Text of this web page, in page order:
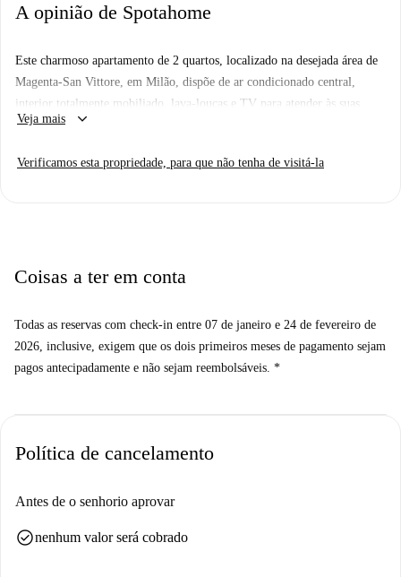
A opinião de Spotahome
Este charmoso apartamento de 2 quartos, localizado na desejada área de
Magenta-San Vittore, em Milão, dispõe de ar condicionado central,
interior totalmente mobiliado, lava-louças e TV para atender às suas
necessidades. O aluguel inclui eletricidade (com limite de consumo),
inspecionado pela Spotahome, garantindo uma experiência de aluguel
Isole Borromee e Torre Branca são facilmente acessíveis. Desfrute da
com localização central.
Veja mais keyboard_arrow_down
Verificamos esta propriedade, para que não tenha de visitá-la
Coisas a ter em conta
Todas as reservas com check-in entre 07 de janeiro e 24 de fevereiro de
2026, inclusive, exigem que os dois primeiros meses de pagamento sejam
pagos antecipadamente e não sejam reembolsáveis. *
Política de cancelamento
Antes de o senhorio aprovar
check_circlenenhum valor será cobrado